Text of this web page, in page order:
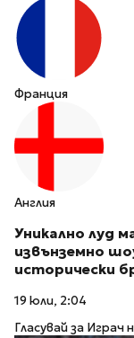
Франция
Англия
Уникално луд
извънземно
исторически
19 юли, 2:04
Гласувай за